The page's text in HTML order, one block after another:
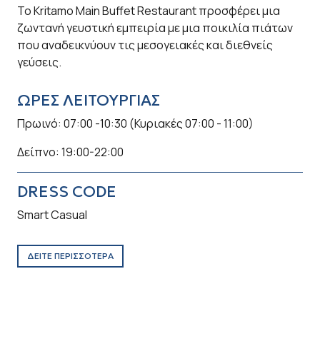
Το Kritamo Main Buffet Restaurant προσφέρει μια
ζωντανή γευστική εμπειρία με μια ποικιλία πιάτων
που αναδεικνύουν τις μεσογειακές και διεθνείς
γεύσεις.
ΩΡΕΣ ΛΕΙΤΟΥΡΓΙΑΣ
Πρωινό: 07:00 -10:30 (Κυριακές 07:00 - 11:00)
Δείπνο: 19:00-22:00
DRESS CODE
Smart Casual
ΔΕΙΤΕ ΠΕΡΙΣΣΟΤΕΡΑ